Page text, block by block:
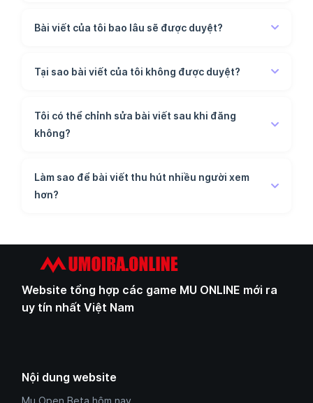
Bài viết của tôi bao lâu sẽ được duyệt?
Tại sao bài viết của tôi không được duyệt?
Tôi có thể chỉnh sửa bài viết sau khi đăng
không?
Làm sao để bài viết thu hút nhiều người xem
hơn?
Website tổng hợp các game MU ONLINE mới ra
uy tín nhất Việt Nam
Nội dung website
Mu Open Beta hôm nay